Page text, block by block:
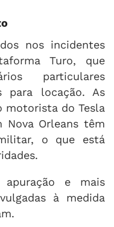
nos incidentes
Turo, que
particulares
para locação. As
motorista do Tesla
Orleans têm
o que está
apuração e mais
à medida